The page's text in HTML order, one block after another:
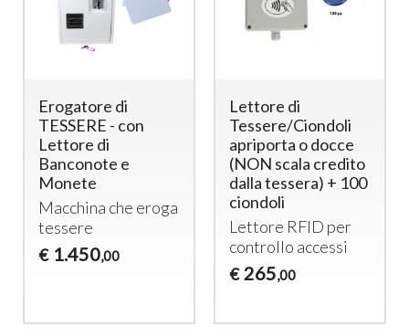
Erogatore di
TESSERE - con
Lettore di
Banconote e
Monete
Macchina che eroga
tessere
€ 1.450,00
Lettore di
Tessere/Ciondoli
apriporta o docce
(NON scala credito
dalla tessera) + 100
ciondoli
Lettore RFID per
controllo accessi
€ 265,00